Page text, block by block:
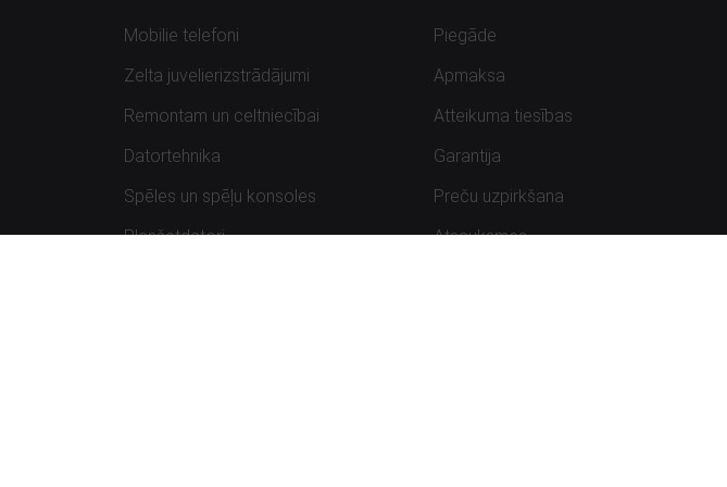
Mobilie telefoni
Zelta juvelierizstrādājumi
Remontam un celtniecībai
Datortehnika
Spēles un spēļu konsoles
Planšetdatori
Piegāde
Apmaksa
Atteikuma tiesības
Garantija
Preču uzpirkšana
Atsauksmes